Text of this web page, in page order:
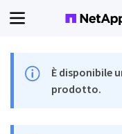
È disponibile
prodotto.